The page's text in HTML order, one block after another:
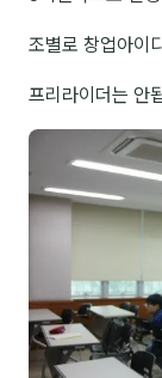
📚 인문학 · 교양
🤲 협력강사 과정
온라인강의 NEW
📈 B2B 마케팅
🧭 기획·전략
조별로 창업아이
프리라이더는 안